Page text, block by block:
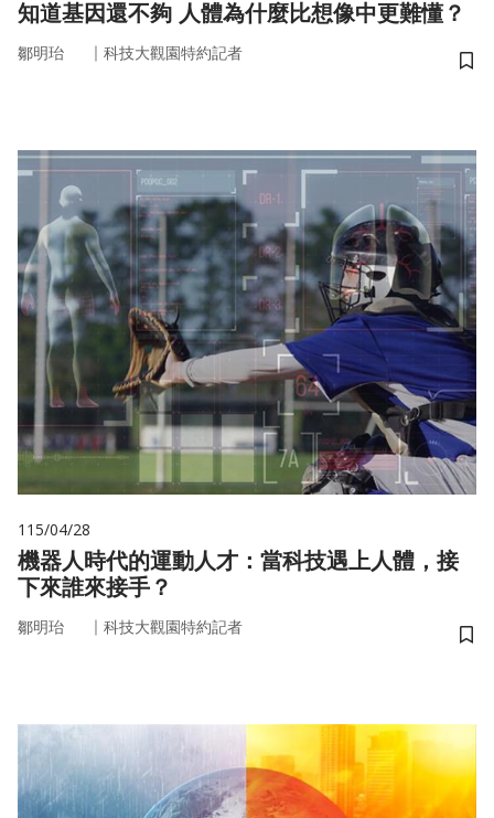
知道基因還不夠 人體為什麼比想像中更難懂？
鄒明珆 ｜ 科技大觀園特約記者
儲
115/04/28
機器人時代的運動人才：當科技遇上人體，接
下來誰來接手？
鄒明珆 ｜ 科技大觀園特約記者
儲